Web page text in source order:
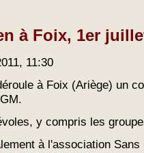
à Foix, 1er
11:30
à Foix (Ariège) un
y compris les
à l'association